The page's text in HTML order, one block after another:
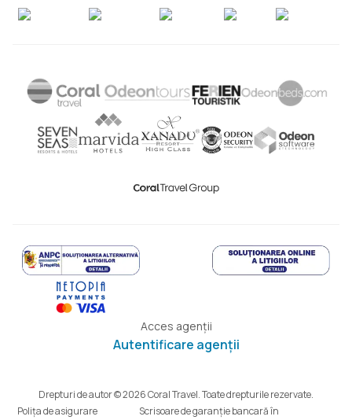
Acces agenții
Autentificare agenții
Drepturi de autor © 2026 Coral Travel. Toate drepturile rezervate.
Polița de asigurare
Scrisoare de garanție bancară în